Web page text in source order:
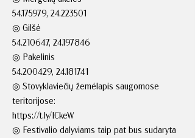
54.175979, 24.223501
◎ Gilšė
54.210647, 24.197846
◎ Pakelinis
54.200429, 24.181741
◎ Stovyklaviečių žemėlapis saugomose
teritorijose:
https://t.ly/ICkeW
◎ Festivalio dalyviams taip pat bus sudaryta